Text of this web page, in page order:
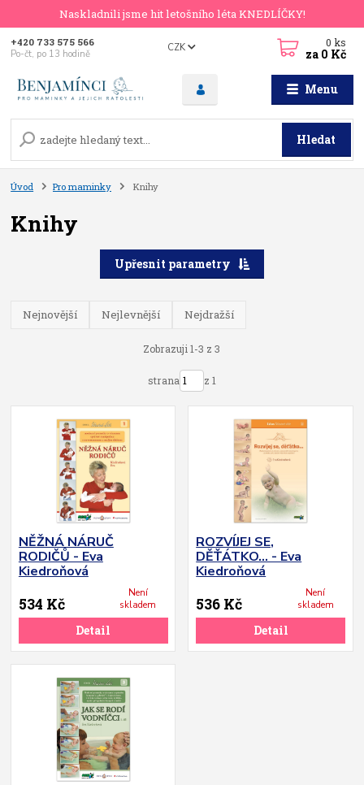
Naskladnili jsme hit letošního léta KNEDLÍČKY!
Menu
CZK
Hledat
+420 733 575 566
Po-čt, po 13 hodině
0ks
za 0 Kč
Úvod Pro maminky Knihy
Knihy
Upřesnit parametry
Nejnovější Nejlevnější Nejdražší
Zobrazuji 1-3 z 3
strana z 1
NĚŽNÁ NÁRUČ
RODIČŮ - Eva
Kiedroňová
534 Kč
Není
skladem
Detail
ROZVÍJEJ SE,
DĚŤÁTKO... - Eva
Kiedroňová
536 Kč
Není
skladem
Detail